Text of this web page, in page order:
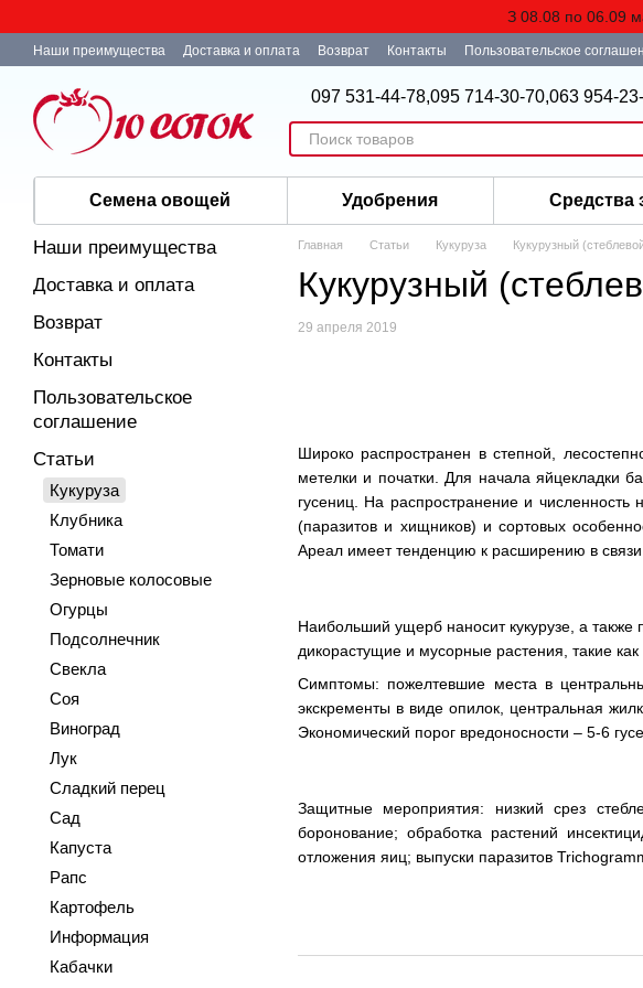
З 08.08 по 06.09
Наши преимущества Доставка и оплата Возврат Контакты Пользовательское
097 531-44-78,095 714-30-70,063 954-
Семена овощей Удобрения Средства
Главная Статьи Кукуруза Кукурузный
Кукурузный
29 апреля 2019
Широко распространен в степной,
метелки и початки. Для начала яйцекладки
гусениц. На распространение и численность
(паразитов и хищников) и сортовых
Ареал имеет тенденцию к расширению в
Наибольший ущерб наносит кукурузе, а
дикорастущие и мусорные растения, такие
Симптомы: пожелтевшие места в
экскременты в виде опилок, центральная
Экономический порог вредоносности – 5-6
Защитные мероприятия: низкий срез
боронование; обработка растений
отложения яиц; выпуски паразитов
Наши преимущества
Доставка и оплата
Возврат
Контакты
Пользовательское
соглашение
Статьи
Кукуруза
Клубника
Томати
Зерновые колосовые
Огурцы
Подсолнечник
Свекла
Соя
Виноград
Лук
Сладкий перец
Сад
Капуста
Рапс
Картофель
Информация
Кабачки